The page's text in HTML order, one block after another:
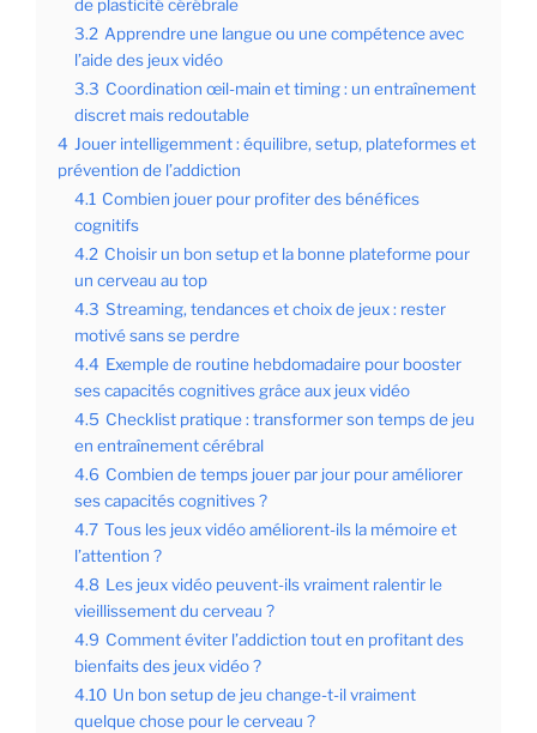
de plasticité cérébrale
3.2 Apprendre une langue ou une compétence avec
l’aide des jeux vidéo
3.3 Coordination œil-main et timing : un entraînement
discret mais redoutable
4 Jouer intelligemment : équilibre, setup, plateformes et
prévention de l’addiction
4.1 Combien jouer pour profiter des bénéfices
cognitifs
4.2 Choisir un bon setup et la bonne plateforme pour
un cerveau au top
4.3 Streaming, tendances et choix de jeux : rester
motivé sans se perdre
4.4 Exemple de routine hebdomadaire pour booster
ses capacités cognitives grâce aux jeux vidéo
4.5 Checklist pratique : transformer son temps de jeu
en entraînement cérébral
4.6 Combien de temps jouer par jour pour améliorer
ses capacités cognitives ?
4.7 Tous les jeux vidéo améliorent-ils la mémoire et
l’attention ?
4.8 Les jeux vidéo peuvent-ils vraiment ralentir le
vieillissement du cerveau ?
4.9 Comment éviter l’addiction tout en profitant des
bienfaits des jeux vidéo ?
4.10 Un bon setup de jeu change-t-il vraiment
quelque chose pour le cerveau ?